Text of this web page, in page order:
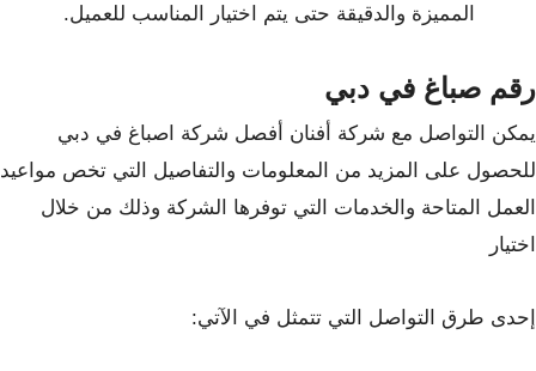
المميزة والدقيقة حتى يتم اختيار المناسب للعميل.
رقم صباغ في دبي
يمكن التواصل مع شركة أفنان أفصل شركة اصباغ في دبي
للحصول على المزيد من المعلومات والتفاصيل التي تخص مواعيد
العمل المتاحة والخدمات التي توفرها الشركة وذلك من خلال
اختيار
إحدى طرق التواصل التي تتمثل في الآتي: